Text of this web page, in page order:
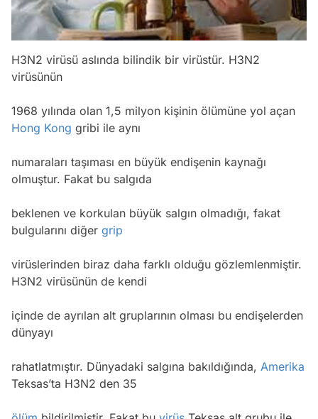
H3N2 virüsü aslında bilindik bir virüstür. H3N2
virüsünün
1968 yılında olan 1,5 milyon kişinin ölümüne yol açan
Hong Kong gribi ile aynı
numaraları taşıması en büyük endişenin kaynağı
olmuştur. Fakat bu salgıda
beklenen ve korkulan büyük salgın olmadığı, fakat
bulgularını diğer grip
virüslerinden biraz daha farklı olduğu gözlemlenmiştir.
H3N2 virüsünün de kendi
içinde de ayrılan alt gruplarının olması bu endişelerden
dünyayı
rahatlatmıştır. Dünyadaki salgına bakıldığında, Amerika
Teksas’ta H3N2 den 35